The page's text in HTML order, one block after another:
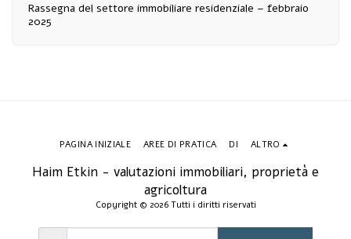
Rassegna del settore immobiliare residenziale – febbraio
2025
Haim Etkin - valutazioni immobiliari, proprietà e
agricoltura
Copyright © 2026 Tutti i diritti riservati
PAGINA INIZIALE AREE DI PRATICA DI ALTRO